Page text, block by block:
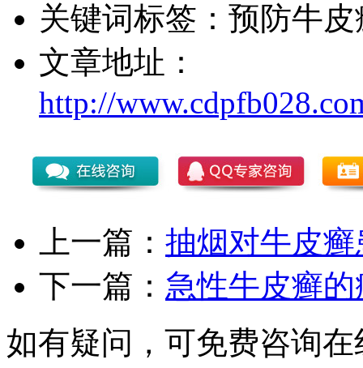
关键词标签： 预防牛
文章地址：
http://
上一篇： 抽烟对牛皮
下一篇： 急性牛皮癣的
如有疑问，可免费咨询